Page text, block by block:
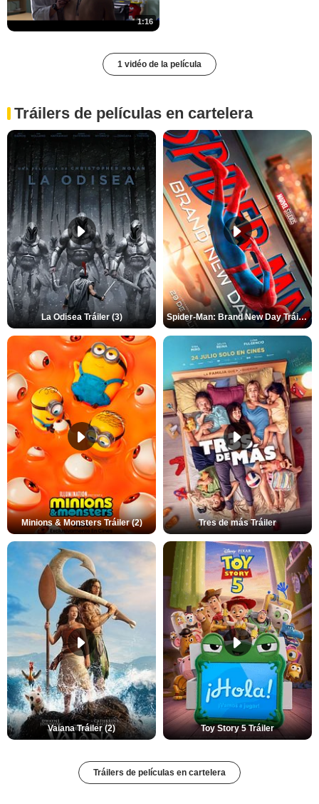
1:16
1 vidéo de la película
Tráilers de películas en cartelera
La Odisea Tráiler (3) Spider-Man: Brand New Day Tráiler (3)
Minions & Monsters Tráiler (2) Tres de más Tráiler
Vaiana Tráiler (2) Toy Story 5 Tráiler
Tráilers de películas en cartelera